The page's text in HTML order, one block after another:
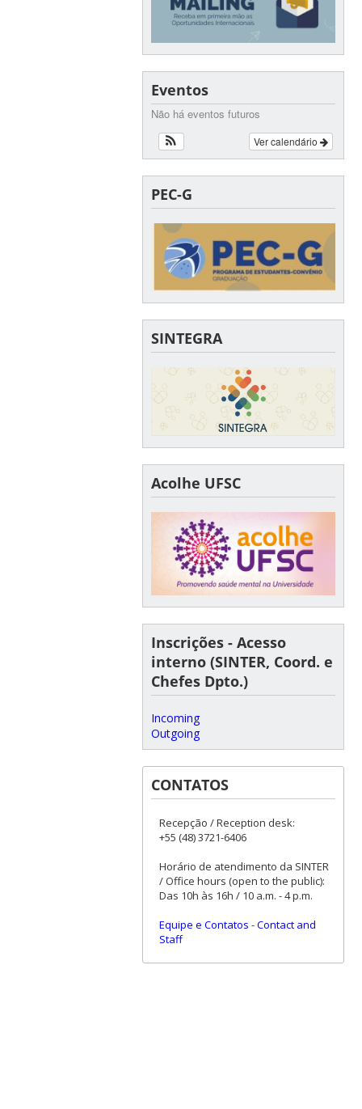
Eventos
Não há eventos futuros
Ver calendário
PEC-G
SINTEGRA
Acolhe UFSC
Inscrições - Acesso
interno (SINTER, Coord. e
Chefes Dpto.)
Incoming
Outgoing
CONTATOS
Recepção / Reception desk:
+55 (48) 3721-6406
Horário de atendimento da SINTER
/ Office hours (open to the public):
Das 10h às 16h / 10 a.m. - 4 p.m.
Equipe e Contatos -Contact and
Staff